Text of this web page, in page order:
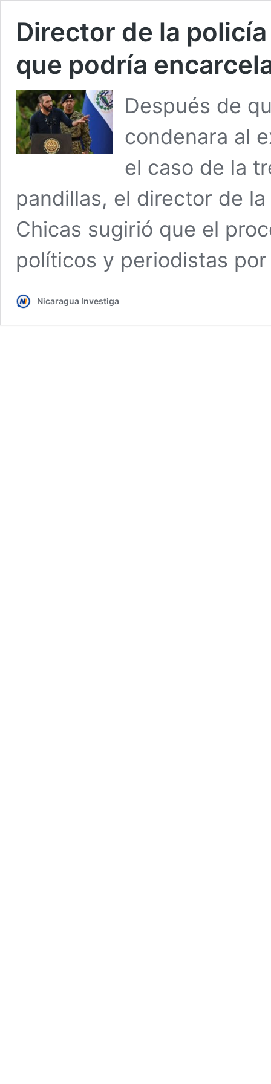
Director de la
que podría
Después de
condenara al
el caso de la
pandillas, el director de
Chicas sugirió que el
políticos y periodistas
Nicaragua Investiga